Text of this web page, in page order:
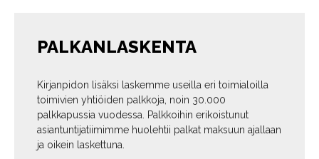
PALKANLASKENTA
Kirjanpidon lisäksi laskemme useilla eri toimialoilla
toimivien yhtiöiden palkkoja, noin 30.000
palkkapussia vuodessa. Palkkoihin erikoistunut
asiantuntijatiimimme huolehtii palkat maksuun ajallaan
ja oikein laskettuna.